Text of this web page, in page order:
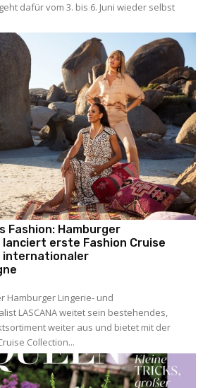
dafür vom 3. bis 6. Juni wieder selbst
Fashion: Hamburger
erste Fashion Cruise
internationaler
Hamburger Lingerie- und
LASCANA weitet sein bestehendes,
weiter aus und bietet mit der
Collection...